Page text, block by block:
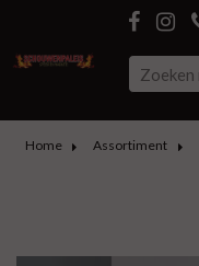
Home Assortiment